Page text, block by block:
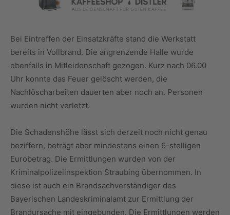
Bei Eintreffen der Einsatzkräfte stand die Werkstatt
bereits in Vollbrand. Die angrenzende Halle wurde
ebenfalls in Mitleidenschaft gezogen. Kurz nach 06.00
Uhr konnte das Feuer gelöscht werden, die
Nachlöscharbeiten dauerten aber noch an. Personen
wurden nicht verletzt.
Die Schadenshöhe lässt sich derzeit noch nicht genau
beziffern, beträgt aber mindestens einen 6-stelligen
Eurobetrag. Die Ermittlungen wurden von der
Kriminalpolizeiinspektion Straubing übernommen. In
diese ist auch ein Brandsachverständiger des
Bayerischen Landeskriminalamt zur Ermittlung der
Brandursache mit eingebunden. Die Ermittlungen werden